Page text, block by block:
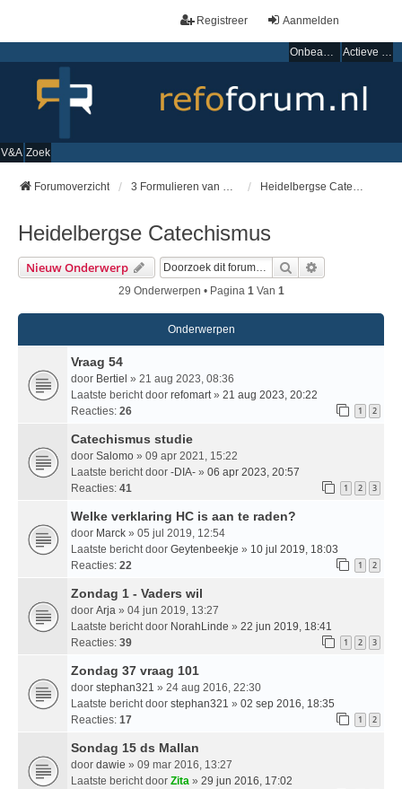
Aanmelden
Registreer
Onbeantwoorde onderwerpen Actieve onderwerpen
V&A Zoek
Forumoverzicht
Heidelbergse Catechismus
Nieuw Onderwerp Zoek
29 Onderwerpen • Pagina 1 Van 1
Onderwerpen
Vraag 54
door Bertiel » 21 aug 2023, 08:36
Laatste bericht door refomart » 21 aug 2023, 20:22
Reacties: 26 1 2
Catechismus studie
door Salomo » 09 apr 2021, 15:22
Laatste bericht door -DIA- » 06 apr 2023, 20:57
Reacties: 41 1 2 3
Welke verklaring HC is aan te raden?
door Marck » 05 jul 2019, 12:54
Laatste bericht door Geytenbeekje » 10 jul 2019, 18:03
Reacties: 22 1 2
Zondag 1 - Vaders wil
door Arja » 04 jun 2019, 13:27
Laatste bericht door NorahLinde » 22 jun 2019, 18:41
Reacties: 39 1 2 3
Zondag 37 vraag 101
door stephan321 » 24 aug 2016, 22:30
Laatste bericht door stephan321 » 02 sep 2016, 18:35
Reacties: 17 1 2
Sondag 15 ds Mallan
door dawie » 09 mar 2016, 13:27
Laatste bericht door Zita » 29 jun 2016, 17:02